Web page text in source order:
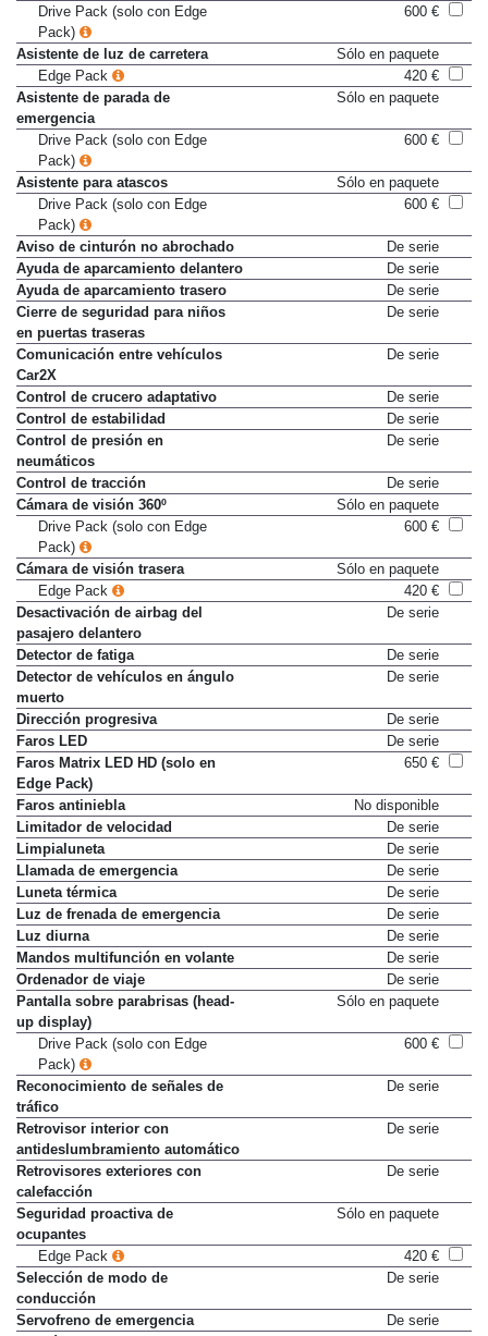
Drive Pack (solo con Edge
Pack)
600 €
Asistente de luz de carretera
Sólo en paquete
Edge Pack
420 €
Asistente de parada de
emergencia
Sólo en paquete
Drive Pack (solo con Edge
Pack)
600 €
Asistente para atascos
Sólo en paquete
Drive Pack (solo con Edge
Pack)
600 €
Aviso de cinturón no abrochado
De serie
Ayuda de aparcamiento delantero
De serie
Ayuda de aparcamiento trasero
De serie
Cierre de seguridad para niños
en puertas traseras
De serie
Comunicación entre vehículos
Car2X
De serie
Control de crucero adaptativo
De serie
Control de estabilidad
De serie
Control de presión en
neumáticos
De serie
Control de tracción
De serie
Cámara de visión 360º
Sólo en paquete
Drive Pack (solo con Edge
Pack)
600 €
Cámara de visión trasera
Sólo en paquete
Edge Pack
420 €
Desactivación de airbag del
pasajero delantero
De serie
Detector de fatiga
De serie
Detector de vehículos en ángulo
muerto
De serie
Dirección progresiva
De serie
Faros LED
De serie
Faros Matrix LED HD (solo en
Edge Pack)
650 €
Faros antiniebla
No disponible
Limitador de velocidad
De serie
Limpialuneta
De serie
Llamada de emergencia
De serie
Luneta térmica
De serie
Luz de frenada de emergencia
De serie
Luz diurna
De serie
Mandos multifunción en volante
De serie
Ordenador de viaje
De serie
Pantalla sobre parabrisas (head-
up display)
Sólo en paquete
Drive Pack (solo con Edge
Pack)
600 €
Reconocimiento de señales de
tráfico
De serie
Retrovisor interior con
antideslumbramiento automático
De serie
Retrovisores exteriores con
calefacción
De serie
Seguridad proactiva de
ocupantes
Sólo en paquete
Edge Pack
420 €
Selección de modo de
conducción
De serie
Servofreno de emergencia
De serie